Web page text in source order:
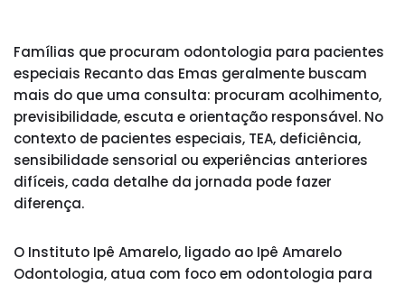
Famílias que procuram odontologia para pacientes
especiais Recanto das Emas geralmente buscam
mais do que uma consulta: procuram acolhimento,
previsibilidade, escuta e orientação responsável. No
contexto de pacientes especiais, TEA, deficiência,
sensibilidade sensorial ou experiências anteriores
difíceis, cada detalhe da jornada pode fazer
diferença.
O Instituto Ipê Amarelo, ligado ao Ipê Amarelo
Odontologia, atua com foco em odontologia para